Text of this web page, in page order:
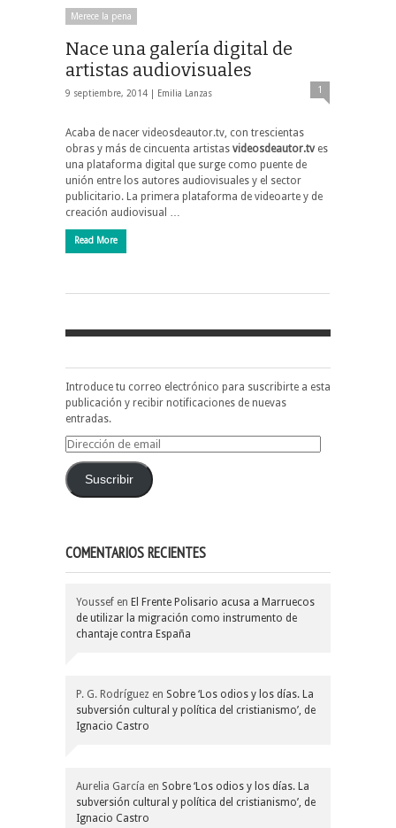
Merece la pena
Nace una galería digital de
artistas audiovisuales
9 septiembre, 2014 | Emilia Lanzas 1
Acaba de nacer videosdeautor.tv, con trescientas
obras y más de cincuenta artistas videosdeautor.tv es
una plataforma digital que surge como puente de
unión entre los autores audiovisuales y el sector
publicitario. La primera plataforma de videoarte y de
creación audiovisual …
Read More
Introduce tu correo electrónico para suscribirte a esta
publicación y recibir notificaciones de nuevas
entradas.
Dirección
emailSuscribir
COMENTARIOS RECIENTES
Youssef en El Frente Polisario acusa a Marruecos
de utilizar la migración como instrumento de
chantaje contra España
P. G. Rodríguez en Sobre ‘Los odios y los días. La
subversión cultural y política del cristianismo’, de
Ignacio Castro
Aurelia García en Sobre ‘Los odios y los días. La
subversión cultural y política del cristianismo’, de
Ignacio Castro